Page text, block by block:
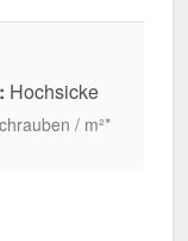
Hochsicke
/ m²*